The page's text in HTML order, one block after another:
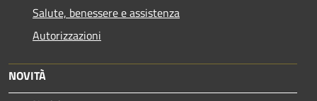
Salute, benessere e assistenza
Autorizzazioni
NOVITÀ